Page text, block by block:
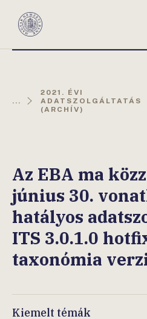
Magyar
...
2021. ÉVI
ADATSZOLGÁLTATÁS
(ARCHÍV)
Az EBA ma
június 30.
hatályos
ITS 3.0.1.0
taxonómia
Kiemelt témák